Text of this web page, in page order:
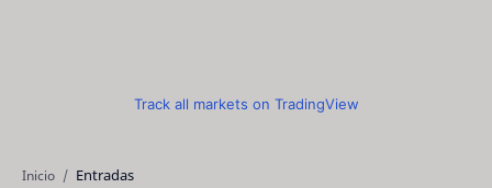
Track all markets on TradingView
Inicio Entradas